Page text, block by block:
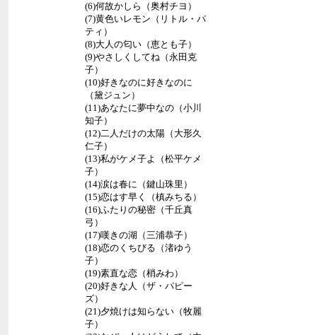
(6)何故かしら（奥村チヨ）
(7)黄色いレモン（リトル・パ
ティ）
(8)大人の匂い（恵とも子）
(9)やさしくしてね（永田克
子）
(10)好きなのに好きなのに
（黛ジュン）
(11)あなたに夢中なの（小川
知子）
(12)二人だけの太陽（大形久
仁子）
(13)私がケメ子よ（松平ケメ
子）
(14)涙は春に（鍵山珠里）
(15)恋はす早く（槙みちる）
(16)ふたりの秘密（千丘真
弓）
(17)嘆きの湖（三浦恭子）
(18)恋のくちびる（渚ゆう
子）
(19)素直な恋（梢みわ）
(20)好きな人（ザ・パピー
ズ）
(21)夕焼けは知らない（牧麗
子）